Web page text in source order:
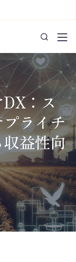
：ス
ライチ
益性向